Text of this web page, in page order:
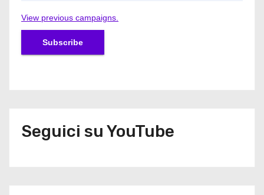
View previous campaigns.
Seguici su YouTube